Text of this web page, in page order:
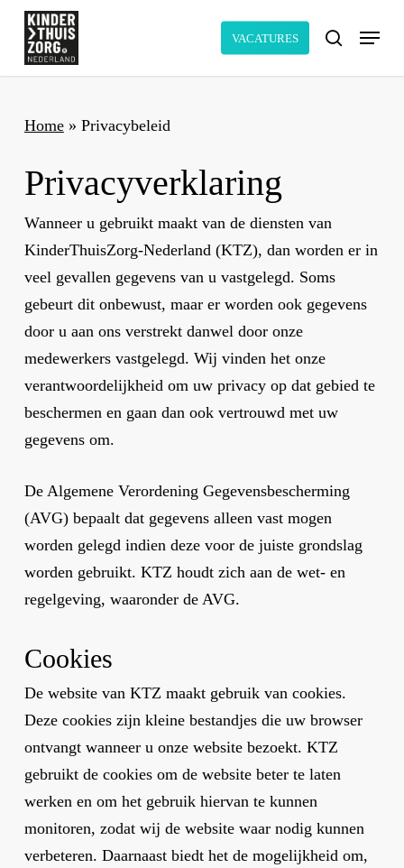
Skip
main
VACATURES search
Menu
Home» Privacybeleid
Privacyverklaring
Wanneer u gebruikt maakt van de diensten van
KinderThuisZorg-Nederland (KTZ), dan worden er in
veel gevallen gegevens van u vastgelegd. Soms
gebeurt dit onbewust, maar er worden ook gegevens
door u aan ons verstrekt danwel door onze
medewerkers vastgelegd. Wij vinden het onze
verantwoordelijkheid om uw privacy op dat gebied te
beschermen en gaan dan ook vertrouwd met uw
gegevens om.
De Algemene Verordening Gegevensbescherming
(AVG) bepaalt dat gegevens alleen vast mogen
worden gelegd indien deze voor de juiste grondslag
worden gebruikt. KTZ houdt zich aan de wet- en
regelgeving, waaronder de AVG.
Cookies
De website van KTZ maakt gebruik van cookies.
Deze cookies zijn kleine bestandjes die uw browser
ontvangt wanneer u onze website bezoekt. KTZ
gebruikt de cookies om de website beter te laten
werken en om het gebruik hiervan te kunnen
monitoren, zodat wij de website waar nodig kunnen
verbeteren. Daarnaast biedt het de mogelijkheid om,